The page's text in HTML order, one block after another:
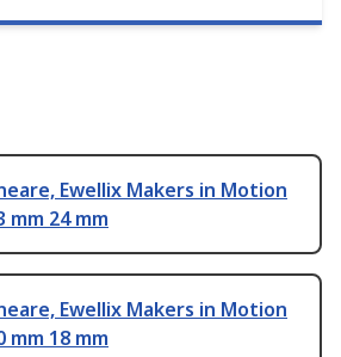
Ewellix Makers in Motion
mm 24 mm
Ewellix Makers in Motion
mm 18 mm